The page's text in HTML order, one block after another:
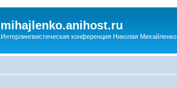
mihajlenko.anihost.ru
Интерлингвистическая конференция Николая Михайленко